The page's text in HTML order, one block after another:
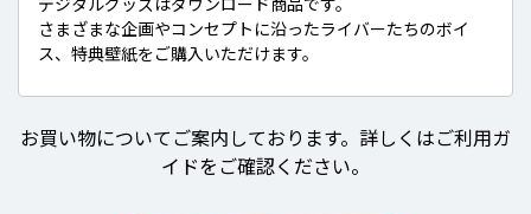
デジタルグッズはダウンロード商品です。
さまざまな企画やコンセプトに沿ったライバーたちのボイ
ス、特典壁紙をご購入いただけます。
お買い物についてご案内しております。詳しくはご利用ガ
イドをご確認ください。